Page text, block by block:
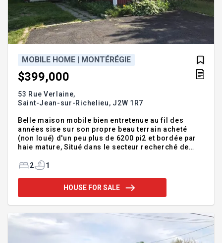
MOBILE HOME | MONTÉRÉGIE
$399,000
53 Rue Verlaine,
Saint-Jean-sur-Richelieu, J2W 1R7
Belle maison mobile bien entretenue au fil des
années sise sur son propre beau terrain acheté
(non loué) d'un peu plus de 6200 pi2 et bordée par
haie mature, Situé dans le secteur recherché de
très calme. Luminosité abondante, elle comprend 2
ouverte avec la salle à manger et le salon. Entrée
asphaltée pour 4 voitures. Très bien situé, à
vous charmera à coup sûr. Une occasion à saisir!!
Addendum
2 1
HOUSE FOR SALE